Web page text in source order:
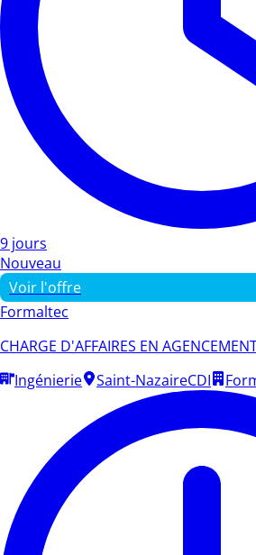
9 jours
Nouveau
Voir l'offre
Formaltec
CHARGE D'AFFAIRES EN
Ingénierie
Saint-NazaireCDI